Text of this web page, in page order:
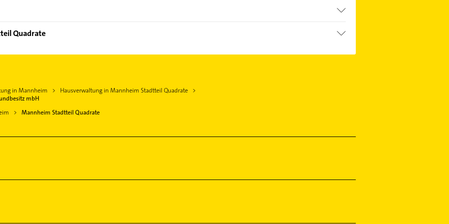
Quadrate
in Mannheim
Hausverwaltung in Mannheim Stadtteil Quadrate
mbH
Mannheim Stadtteil Quadrate